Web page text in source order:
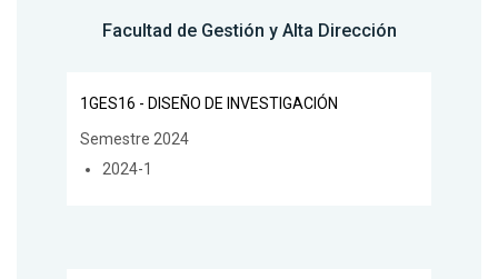
Facultad de Gestión y Alta Dirección
1GES16 - DISEÑO DE INVESTIGACIÓN
Semestre 2024
2024-1